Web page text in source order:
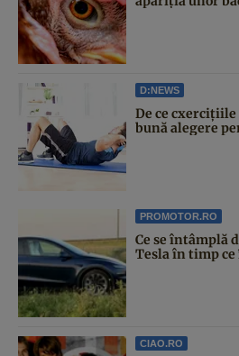
D:NEWS
De ce cxercițiile
bună alegere
PROMOTOR.RO
Ce se întâmplă
Tesla în timp ce
CIAO.RO